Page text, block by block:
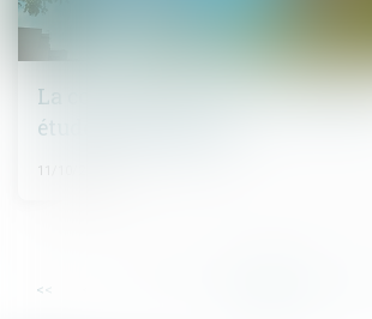
La construction neuve :
études statistiques
11/10/2024
<<